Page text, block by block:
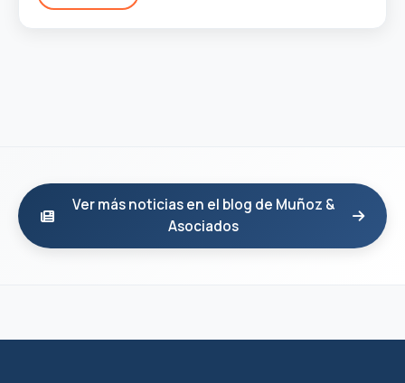
Ver más noticias en el blog de Muñoz &
Asociados